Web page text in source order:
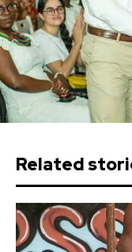
Related